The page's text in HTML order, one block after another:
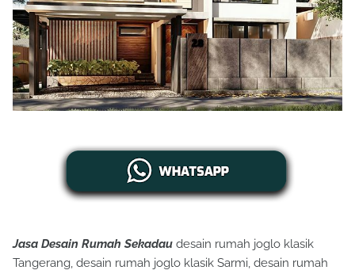
Jasa Desain Rumah Sekadau desain rumah joglo klasik
Tangerang, desain rumah joglo klasik Sarmi, desain rumah